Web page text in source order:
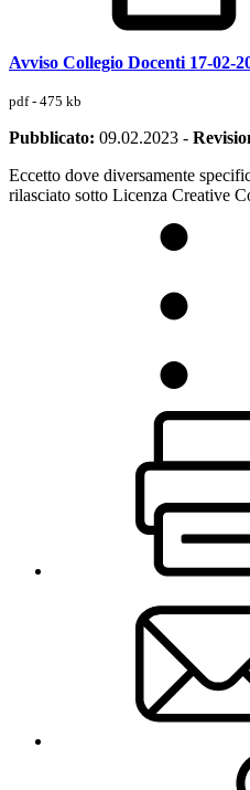
Avviso Collegio Docenti 17-02-
pdf - 475 kb
Pubblicato: 09.02.2023 -
Eccetto dove diversamente
rilasciato sotto Licenza Creative